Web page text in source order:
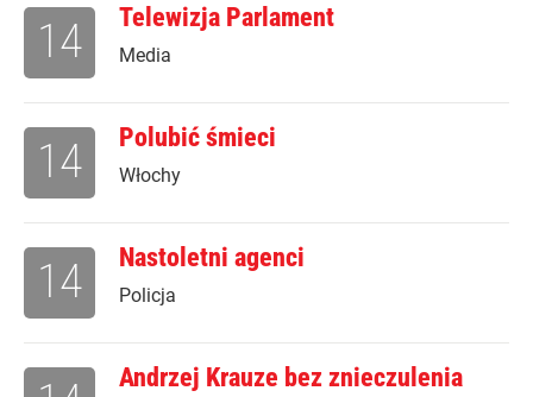
Telewizja Parlament
Media
14
Polubić śmieci
Włochy
14
Nastoletni agenci
Policja
14
Andrzej Krauze bez znieczulenia